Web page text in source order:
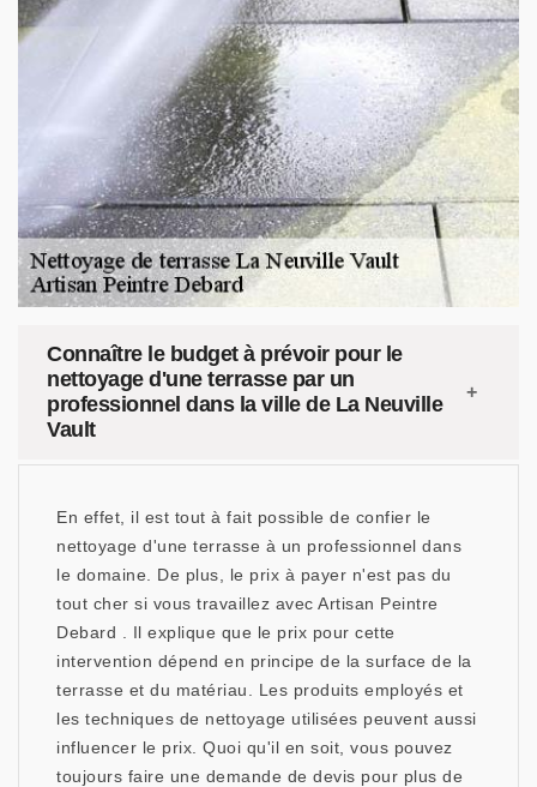
Connaître le budget à prévoir pour le
nettoyage d'une terrasse par un
professionnel dans la ville de La Neuville
Vault
En effet, il est tout à fait possible de confier le
nettoyage d'une terrasse à un professionnel dans
le domaine. De plus, le prix à payer n'est pas du
tout cher si vous travaillez avec Artisan Peintre
Debard . Il explique que le prix pour cette
intervention dépend en principe de la surface de la
terrasse et du matériau. Les produits employés et
les techniques de nettoyage utilisées peuvent aussi
influencer le prix. Quoi qu'il en soit, vous pouvez
toujours faire une demande de devis pour plus de